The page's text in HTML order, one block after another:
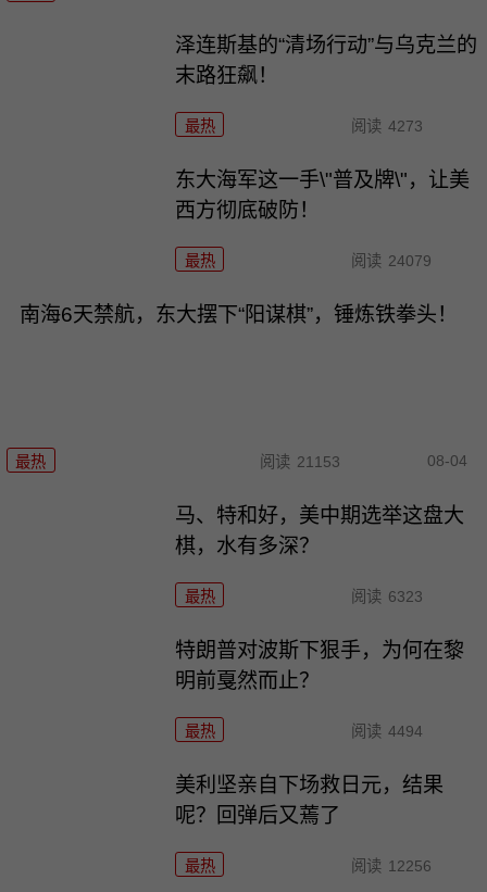
泽连斯基的“清场行动”与乌克兰的
末路狂飙！
最热 阅读 4273
东大海军这一手\"普及牌\"，让美
西方彻底破防！
最热 阅读 24079
南海6天禁航，东大摆下“阳谋棋”，锤炼铁拳头！
最热 阅读 21153 08-04
马、特和好，美中期选举这盘大
棋，水有多深？
最热 阅读 6323
特朗普对波斯下狠手，为何在黎
明前戛然而止？
最热 阅读 4494
美利坚亲自下场救日元，结果
呢？回弹后又蔫了
最热 阅读 12256